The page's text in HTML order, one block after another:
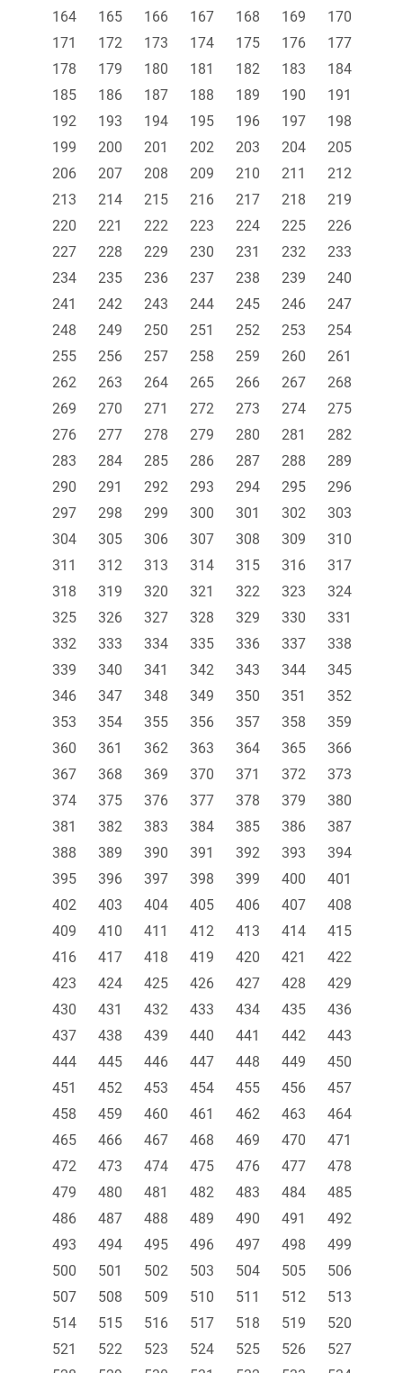
164
165 166 167 168 169
170
171
172 173 174 175 176
177
178
179 180 181 182 183
184
185
186 187 188 189 190
191
192
193 194 195 196 197
198
199
200 201 202 203 204
205
206
207 208 209 210 211
212
213
214 215 216 217 218
219
220
221 222 223 224 225
226
227
228 229 230 231 232
233
234
235 236 237 238 239
240
241
242 243 244 245 246
247
248
249 250 251 252 253
254
255
256 257 258 259 260
261
262
263 264 265 266 267
268
269
270 271 272 273 274
275
276
277 278 279 280 281
282
283
284 285 286 287 288
289
290
291 292 293 294 295
296
297
298 299 300 301 302
303
304
305 306 307 308 309
310
311
312 313 314 315 316
317
318
319 320 321 322 323
324
325
326 327 328 329 330
331
332
333 334 335 336 337
338
339
340 341 342 343 344
345
346
347 348 349 350 351
352
353
354 355 356 357 358
359
360
361 362 363 364 365
366
367
368 369 370 371 372
373
374
375 376 377 378 379
380
381
382 383 384 385 386
387
388
389 390 391 392 393
394
395
396 397 398 399 400
401
402
403 404 405 406 407
408
409
410 411 412 413 414
415
416
417 418 419 420 421
422
423
424 425 426 427 428
429
430
431 432 433 434 435
436
437
438 439 440 441 442
443
444
445 446 447 448 449
450
451
452 453 454 455 456
457
458
459 460 461 462 463
464
465
466 467 468 469 470
471
472
473 474 475 476 477
478
479
480 481 482 483 484
485
486
487 488 489 490 491
492
493
494 495 496 497 498
499
500
501 502 503 504 505
506
507
508 509 510 511 512
513
514
515 516 517 518 519
520
521
522 523 524 525 526
527